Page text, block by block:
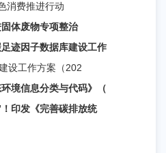
消费推进行动
体废物专项整治
迹因子数据库建设工作
设工作方案（202
境信息分类与代码》（
印发《完善碳排放统